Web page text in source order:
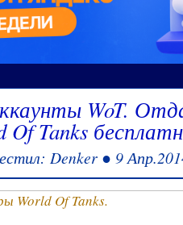
WoT.
Of Tanks
Denker ● 9